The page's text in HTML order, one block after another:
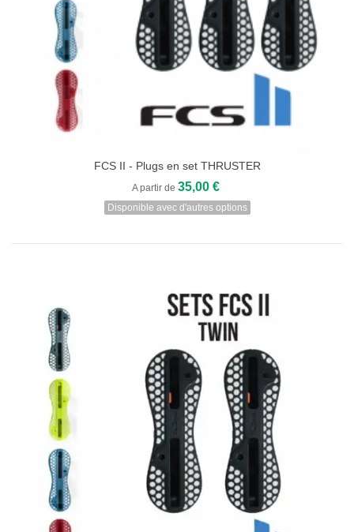
FCS II - Plugs en set THRUSTER
A partir de 35,00 €
Disponible avec d'autres options